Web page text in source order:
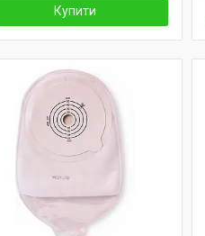
Купити